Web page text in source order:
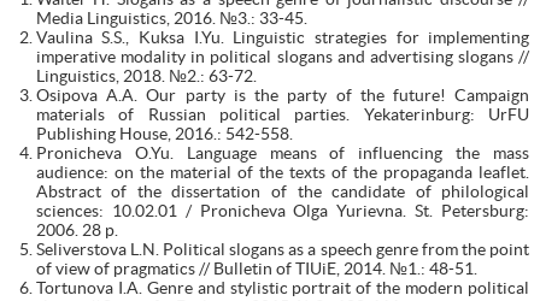
Media Linguistics, 2016. №3.: 33-45.
Vaulina S.S., Kuksa I.Yu. Linguistic strategies for implementing
imperative modality in political slogans and advertising slogans //
Linguistics, 2018. №2.: 63-72.
Osipova A.A. Our party is the party of the future! Campaign
materials of Russian political parties. Yekaterinburg: UrFU
Publishing House, 2016.: 542-558.
Pronicheva O.Yu. Language means of influencing the mass
audience: on the material of the texts of the propaganda leaflet.
Abstract of the dissertation of the candidate of philological
sciences: 10.02.01 / Pronicheva Olga Yurievna. St. Petersburg:
2006. 28 p.
Seliverstova L.N. Political slogans as a speech genre from the point
of view of pragmatics // Bulletin of TIUiE, 2014. №1.: 48-51.
Tortunova I.A. Genre and stylistic portrait of the modern political